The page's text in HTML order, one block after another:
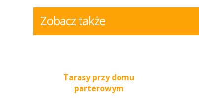
Zobacz także
Tarasy przy domu
parterowym